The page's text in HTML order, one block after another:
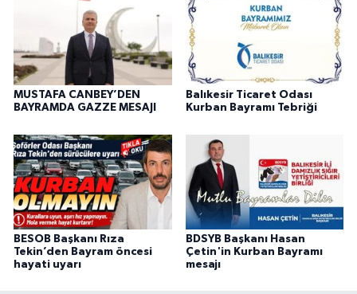
MUSTAFA CANBEY’DEN
BAYRAMDA GAZZE MESAJI
Balıkesir Ticaret Odası
Kurban Bayramı Tebriği
BESOB Başkanı Rıza
Tekin’den Bayram öncesi
hayati uyarı
BDSYB Başkanı Hasan
Çetin'in Kurban Bayramı
mesajı